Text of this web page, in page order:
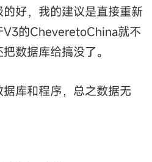
好，我的建议是直接重新
V3的CheveretoChina就不
数据库给搞没了。
库和程序，总之数据无